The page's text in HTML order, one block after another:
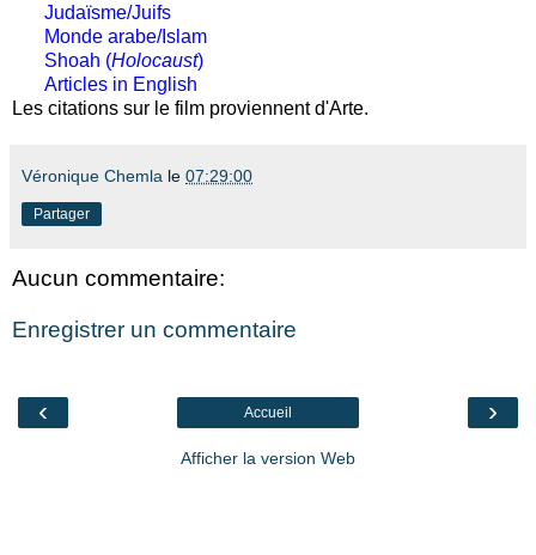
Judaïsme/Juifs
Monde arabe/Islam
Shoah (Holocaust)
Articles in English
Les citations sur le film proviennent d'Arte.
Véronique Chemla le 07:29:00
Partager
Aucun commentaire:
Enregistrer un commentaire
‹ ›
Accueil
Afficher la version Web